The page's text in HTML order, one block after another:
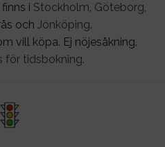
i Stockholm, Göteborg,
och Jönköping.
vill köpa. Ej nöjesåkning.
för tidsbokning.